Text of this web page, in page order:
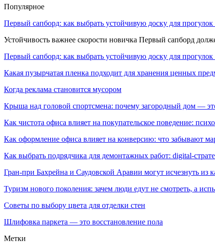
Популярное
Первый сапборд: как выбрать устойчивую доску для прогулок
Устойчивость важнее скорости новичка Первый сапборд
Первый сапборд: как выбрать устойчивую доску для прогулок
Какая пузырчатая пленка подходит для хранения ценных
Когда реклама становится мусором
Крыша над головой спортсмена: почему загородный дом —
Как чистота офиса влияет на покупательское поведение:
Как оформление офиса влияет на конверсию: что забывают
Как выбрать подрядчика для демонтажных работ: digital-
Гран-при Бахрейна и Саудовской Аравии могут исчезнуть
Туризм нового поколения: зачем люди едут не смотреть, а
Советы по выбору цвета для отделки стен
Шлифовка паркета — это восстановление пола
Метки